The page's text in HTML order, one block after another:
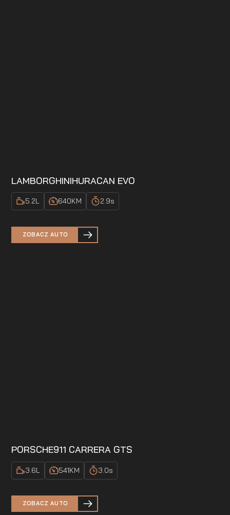
LAMBORGHINIHURACAN EVO
5.2L 640KM 2.9s
ZOBACZ AUTO
PORSCHE911 CARRERA GTS
3.6L 541KM 3.0s
ZOBACZ AUTO